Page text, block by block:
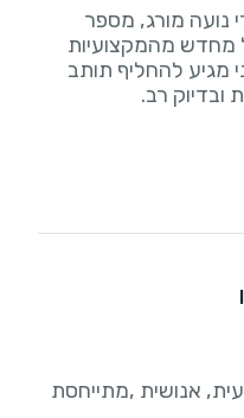
נועה מורג, מספר
מחדש מהמקצועיות
מגיע להחליף תותב
אנושית ,מתייחסת